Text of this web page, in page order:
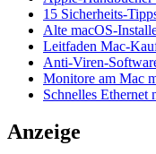
15 Sicherheits-
Alte macOS-
Leitfaden Mac-
Anti-Viren-
Monitore am Mac
Schnelles Ethernet
Anzeige